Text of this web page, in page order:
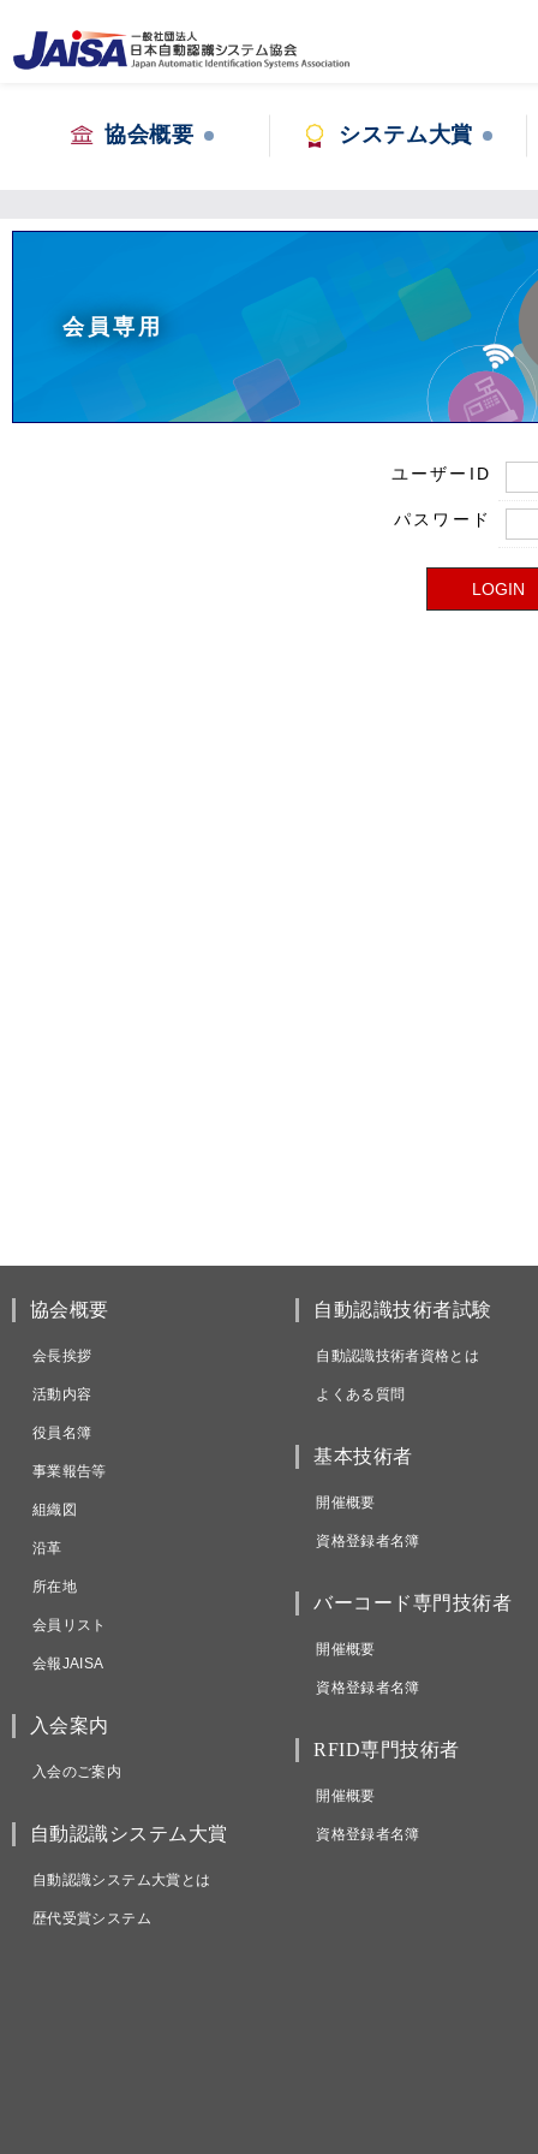
協会概要 システム大賞
会員専用
ユーザーID
パスワード
協会概要
会長挨拶
活動内容
役員名簿
事業報告等
組織図
沿革
所在地
会員リスト
会報JAISA
入会案内
入会のご案内
自動認識システム大賞
自動認識システム大賞とは
歴代受賞システム
自動認識技術者試験
自動認識技術者資格とは
よくある質問
基本技術者
開催概要
資格登録者名簿
バーコード専門技術者
開催概要
資格登録者名簿
RFID専門技術者
開催概要
資格登録者名簿